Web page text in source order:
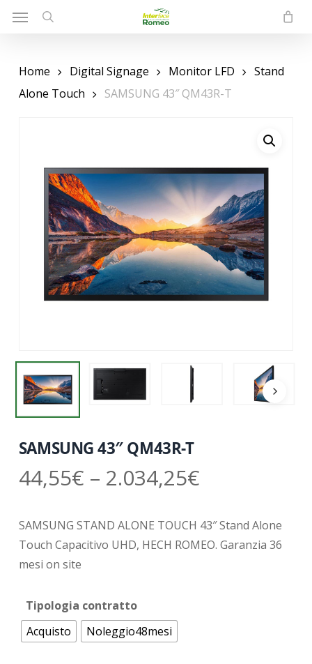
Skip
content
Menu
Home Digital Signage Monitor LFD
Stand
Alone Touch
SAMSUNG 43″ QM43R-T
SAMSUNG 43″ QM43R-T
44,55€ – 2.034,25€
SAMSUNG STAND ALONE TOUCH 43″ Stand Alone
Touch Capacitivo UHD, HECH ROMEO. Garanzia 36
mesi on site
Tipologia contratto
Acquisto
Noleggio48mesi